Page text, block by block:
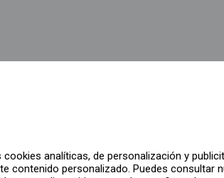
analíticas, de personalización y
contenido personalizado. Puedes consultar